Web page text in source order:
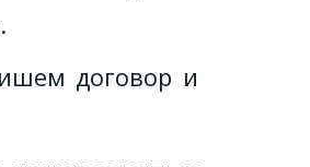
договор и